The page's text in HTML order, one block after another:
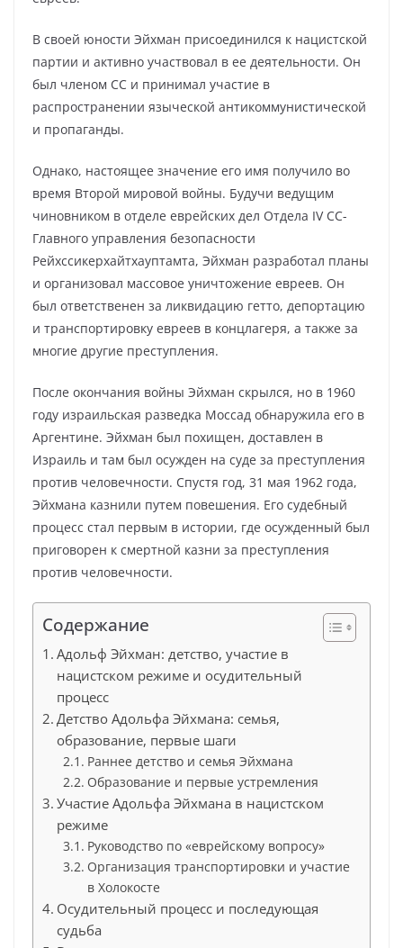
В своей юности Эйхман присоединился к нацистской
партии и активно участвовал в ее деятельности. Он
был членом СС и принимал участие в
распространении языческой антикоммунистической
и пропаганды.
Однако, настоящее значение его имя получило во
время Второй мировой войны. Будучи ведущим
чиновником в отделе еврейских дел Отдела IV СС-
Главного управления безопасности
Рейхссикерхайтхауптамта, Эйхман разработал планы
и организовал массовое уничтожение евреев. Он
был ответственен за ликвидацию гетто, депортацию
и транспортировку евреев в концлагеря, а также за
многие другие преступления.
После окончания войны Эйхман скрылся, но в 1960
году израильская разведка Моссад обнаружила его в
Аргентине. Эйхман был похищен, доставлен в
Израиль и там был осужден на суде за преступления
против человечности. Спустя год, 31 мая 1962 года,
Эйхмана казнили путем повешения. Его судебный
процесс стал первым в истории, где осужденный был
приговорен к смертной казни за преступления
против человечности.
Содержание
Адольф Эйхман: детство, участие в
нацистском режиме и осудительный
процесс
Детство Адольфа Эйхмана: семья,
образование, первые шаги
Раннее детство и семья Эйхмана
Образование и первые устремления
Участие Адольфа Эйхмана в нацистском
режиме
Руководство по «еврейскому вопросу»
Организация транспортировки и участие
в Холокосте
Осудительный процесс и последующая
судьба